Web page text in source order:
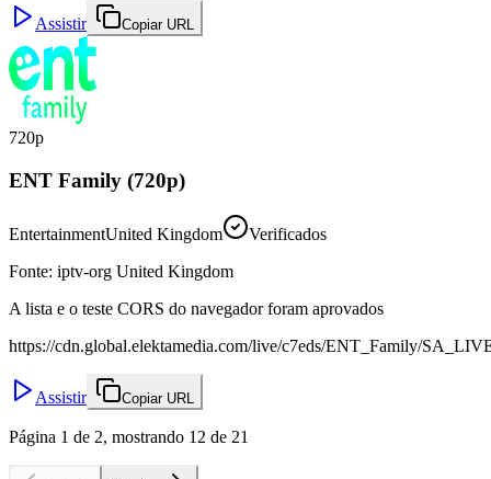
Assistir Copiar URL
720p
ENT Family (720p)
EntertainmentUnited Kingdom
Verificados
Fonte: iptv-org United Kingdom
A lista e o teste CORS do navegador foram aprovados
https://cdn.global.elektamedia.com/live/c7eds/ENT_Family/
Assistir Copiar URL
Página 1 de 2, mostrando 12 de 21